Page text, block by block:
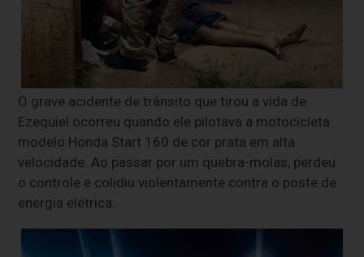
O grave acidente de trânsito que tirou a vida de
Ezequiel ocorreu quando ele pilotava a motocicleta
modelo Honda Start 160 de cor prata em alta
velocidade. Ao passar por um quebra-molas, perdeu
o controle e colidiu violentamente contra o poste de
energia elétrica.